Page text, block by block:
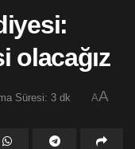
olacağız
Süresi: 3 dk AA